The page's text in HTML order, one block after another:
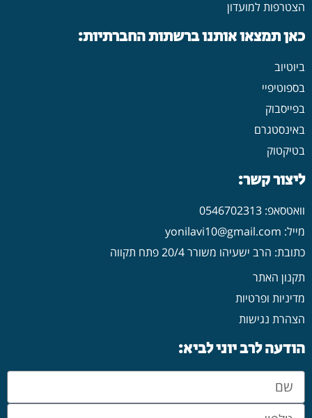
הצטרפות למועדון
כאן תמצאו אותנו ברשתות החברתיות:
ביוטיוב
בספוטיפיי
בפייסבוק
באינסטגרם
בטיקטוק
ליצור קשר:
וואטסאפ: 0546702313
מייל: yonilavi10@gmail.com
כתובת: הרב ישעיהו משורר 20/4 פתח תקווה
תקנון האתר
מדיניות ופרטיות
הצהרת נגישות
הודעה לרב יוני לביא: